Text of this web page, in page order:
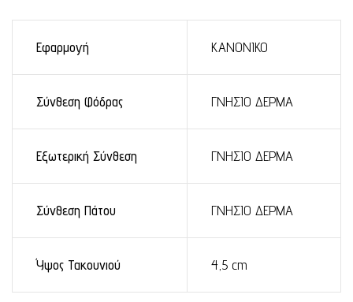
Εφαρμογή ΚΑΝΟΝΙΚΟ
Σύνθεση Φόδρας ΓΝΗΣΙΟ ΔΕΡΜΑ
Εξωτερική Σύνθεση ΓΝΗΣΙΟ ΔΕΡΜΑ
Σύνθεση Πάτου ΓΝΗΣΙΟ ΔΕΡΜΑ
Ύψος Τακουνιού 4,5 cm